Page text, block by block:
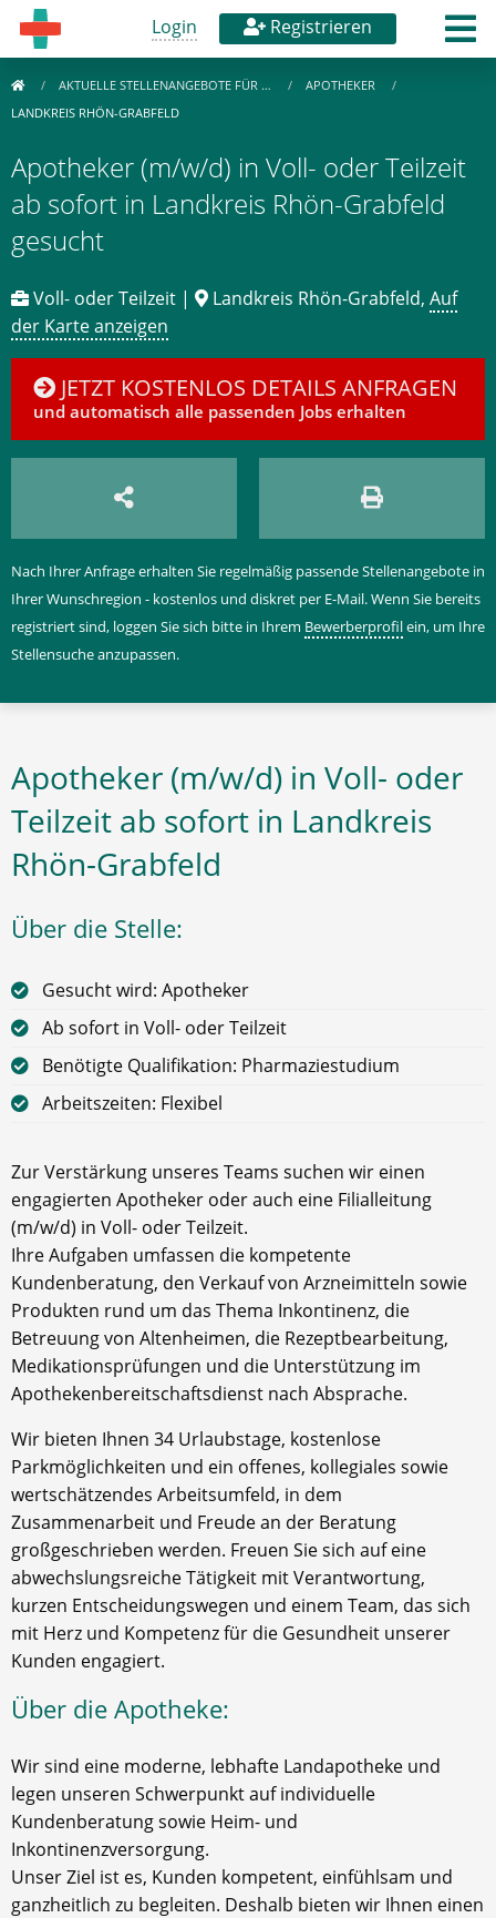
Login Registrieren
AKTUELLE STELLENANGEBOTE FÜR …
APOTHEKER
LANDKREIS RHÖN-GRABFELD
Apotheker (m/w/d) in Voll- oder Teilzeit
ab sofort in Landkreis Rhön-Grabfeld
gesucht
Voll- oder Teilzeit | Landkreis Rhön-Grabfeld, Auf
der Karte anzeigen
JETZT KOSTENLOS DETAILS ANFRAGEN
und automatisch alle passenden Jobs erhalten
Nach Ihrer Anfrage erhalten Sie regelmäßig passende Stellenangebote in
Ihrer Wunschregion - kostenlos und diskret per E-Mail. Wenn Sie bereits
registriert sind, loggen Sie sich bitte in Ihrem Bewerberprofilein, um Ihre
Stellensuche anzupassen.
Apotheker (m/w/d) in Voll- oder
Teilzeit ab sofort in Landkreis
Rhön-Grabfeld
Über die Stelle:
Gesucht wird: Apotheker
Ab sofort in Voll- oder Teilzeit
Benötigte Qualifikation: Pharmaziestudium
Arbeitszeiten: Flexibel
Zur Verstärkung unseres Teams suchen wir einen
engagierten Apotheker oder auch eine Filialleitung
(m/w/d) in Voll- oder Teilzeit.
Ihre Aufgaben umfassen die kompetente
Kundenberatung, den Verkauf von Arzneimitteln sowie
Produkten rund um das Thema Inkontinenz, die
Betreuung von Altenheimen, die Rezeptbearbeitung,
Medikationsprüfungen und die Unterstützung im
Apothekenbereitschaftsdienst nach Absprache.
Wir bieten Ihnen 34 Urlaubstage, kostenlose
Parkmöglichkeiten und ein offenes, kollegiales sowie
wertschätzendes Arbeitsumfeld, in dem
Zusammenarbeit und Freude an der Beratung
großgeschrieben werden. Freuen Sie sich auf eine
abwechslungsreiche Tätigkeit mit Verantwortung,
kurzen Entscheidungswegen und einem Team, das sich
mit Herz und Kompetenz für die Gesundheit unserer
Kunden engagiert.
Über die Apotheke:
Wir sind eine moderne, lebhafte Landapotheke und
legen unseren Schwerpunkt auf individuelle
Kundenberatung sowie Heim- und
Inkontinenzversorgung.
Unser Ziel ist es, Kunden kompetent, einfühlsam und
ganzheitlich zu begleiten. Deshalb bieten wir Ihnen einen